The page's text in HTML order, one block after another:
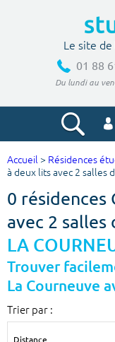
Le site
01 88
Du lundi au
Ville, école
Budget min
Accueil > Résidences
à deux lits avec 2 salles
0 résidences
avec 2
LA
Trouver
La Courneuve
Trier par :